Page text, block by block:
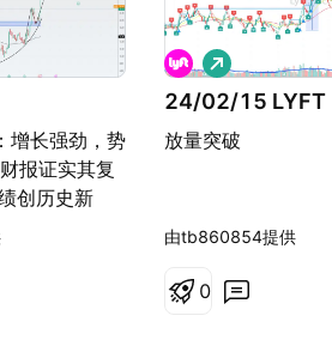
增长强劲，势
报证实其复
创历史新
2870 万，超
均创历史新
24/02/15 LYFT
放量突破
做
多
由tb860854提供
0